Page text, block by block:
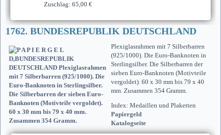
Zuschlag: 65,00 €
1762. BUNDESREPUBLIK DEUTSCHLAND
Plexiglasrahmen mit 7 Silberbarren
(925/1000). Die Euro-Banknoten in
Sterlingsilber. Die Silberbarren der
sieben Euro-Banknoten (Motivteile
vergoldet). 60 x 30 mm bis 79 x 40
mm. Zusammen 354 Gramm.
Index: Medaillen und Plaketten
Papiergeld
Katalogseite